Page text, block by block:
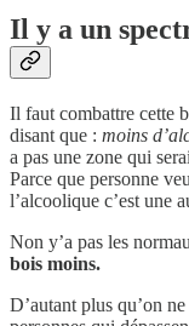
Il y a un
Il faut combattre cette
disant que : moins
a pas une zone qui
Parce que personne
l’alcoolique c’est une
Non y’a pas les
bois moins.
D’autant plus qu’on